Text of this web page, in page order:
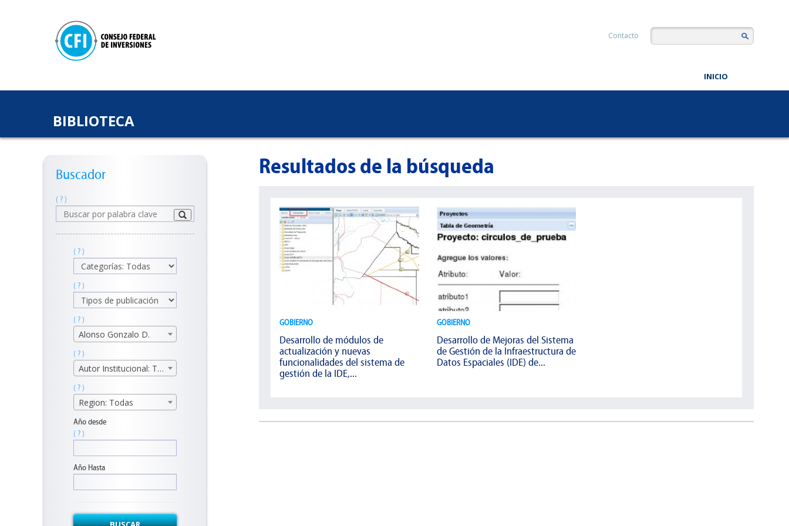
Contacto
INICIO
BIBLIOTECA
Buscador
( ? )
( ? )
( ? )
( ? )
Alonso Gonzalo D.
( ? )
Autor Institucional: Todos
( ? )
Region: Todas
Año desde
( ? )
Año Hasta
Resultados de la búsqueda
GOBIERNO
Desarrollo de módulos de
actualización y nuevas
funcionalidades del sistema de
gestión de la IDE,...
GOBIERNO
Desarrollo de Mejoras del Sistema
de Gestión de la Infraestructura de
Datos Espaciales (IDE) de...